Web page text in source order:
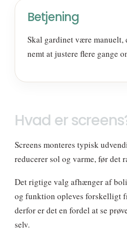
Betjening
Skal gardinet være
nemt at justere flere gange
Hvad er
Screens monteres typisk
reducerer sol og varme, før det
Det rigtige valg afhænger af
og funktion opleves forskelligt
derfor er det en fordel at se
selv.